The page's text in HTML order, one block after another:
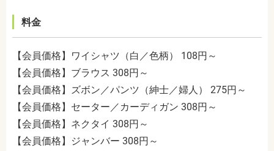
料金
【会員価格】ワイシャツ（白／色柄） 108円～
【会員価格】ブラウス 308円～
【会員価格】ズボン／パンツ（紳士／婦人） 275円～
【会員価格】セーター／カーディガン 308円～
【会員価格】ネクタイ 308円～
【会員価格】ジャンバー 308円～